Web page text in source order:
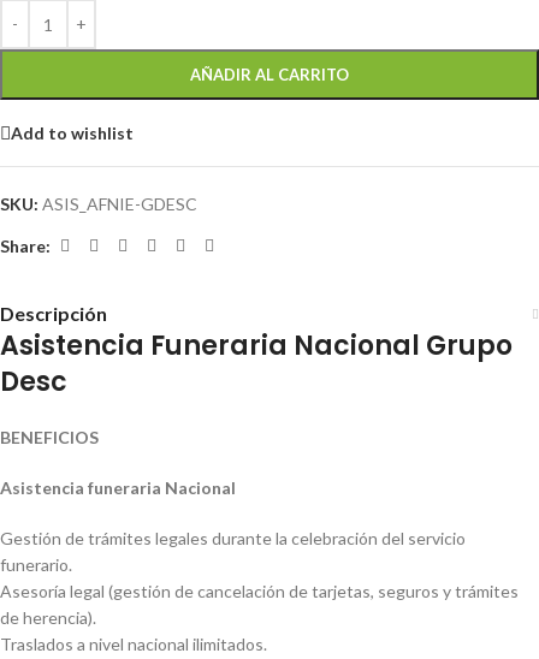
AÑADIR AL CARRITO
Add to wishlist
SKU: ASIS_AFNIE-GDESC
Share:
Descripción
Asistencia Funeraria Nacional Grupo
Desc
BENEFICIOS
Asistencia funeraria Nacional
Gestión de trámites legales durante la celebración del servicio
funerario.
Asesoría legal (gestión de cancelación de tarjetas, seguros y trámites
de herencia).
Traslados a nivel nacional ilimitados.